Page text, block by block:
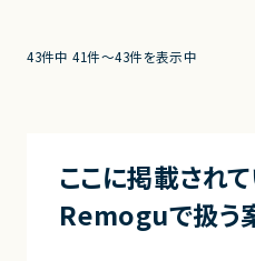
43件中 41件〜43件を表示中
ここに掲載され
Remoguで扱う